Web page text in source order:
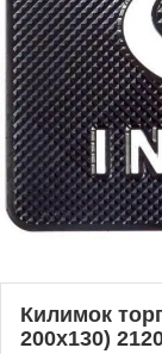
Килимок
200x130)